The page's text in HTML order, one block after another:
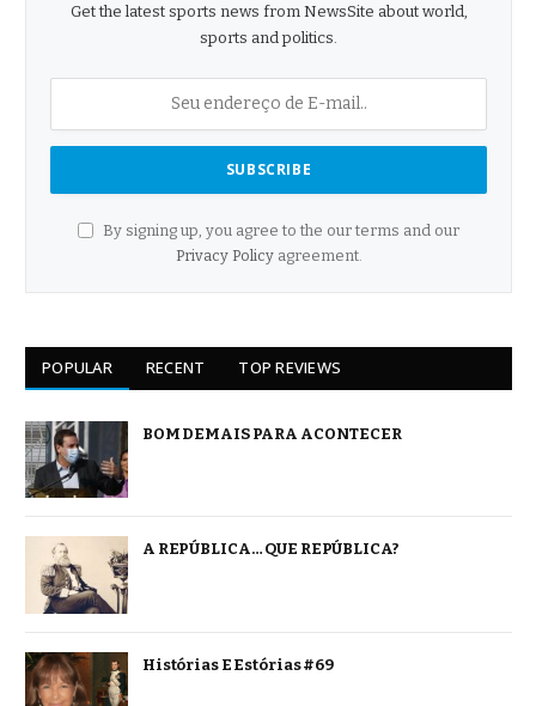
Get the latest sports news from NewsSite about world,
sports and politics.
By signing up, you agree to the our terms and our
Privacy Policyagreement.
POPULAR RECENT TOP REVIEWS
BOM DEMAIS PARA ACONTECER
A REPÚBLICA… QUE REPÚBLICA?
Histórias E Estórias #69